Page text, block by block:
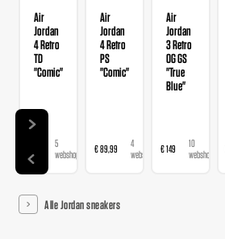
Air
Jordan
4 Retro
TD
"Comic"
5
webshops
Air
Jordan
4 Retro
PS
"Comic"
€ 89,99
4
webshops
Air
Jordan
3 Retro
OG GS
"True
Blue"
€ 149
10
webshops
Alle Jordan sneakers